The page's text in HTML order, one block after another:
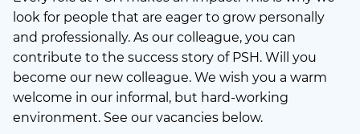
look for people that are eager to grow personally
and professionally. As our colleague, you can
contribute to the success story of PSH. Will you
become our new colleague. We wish you a warm
welcome in our informal, but hard-working
environment. See our vacancies below.